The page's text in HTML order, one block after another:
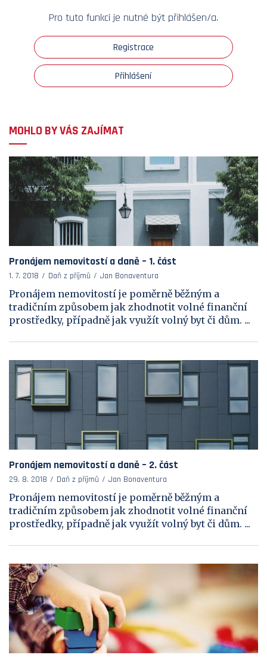
Pro tuto funkci je nutné být přihlášen/a.
Registrace
Přihlášení
MOHLO BY VÁS ZAJÍMAT
Pronájem nemovitostí a daně – 1. část
1. 7. 2018 Daň z příjmů Jan Bonaventura
Pronájem nemovitostí je poměrně běžným a
tradičním způsobem jak zhodnotit volné finanční
prostředky, případně jak využít volný byt či dům. ...
Pronájem nemovitostí a daně – 2. část
29. 8. 2018 Daň z příjmů Jan Bonaventura
Pronájem nemovitostí je poměrně běžným a
tradičním způsobem jak zhodnotit volné finanční
prostředky, případně jak využít volný byt či dům. ...